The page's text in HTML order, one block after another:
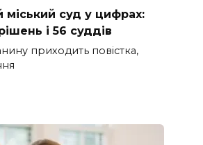
міський суд у цифрах:
і 56 суддів
приходить повістка,